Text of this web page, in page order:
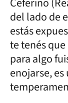
del lado de
estás
te tenés
para algo
enojarse,